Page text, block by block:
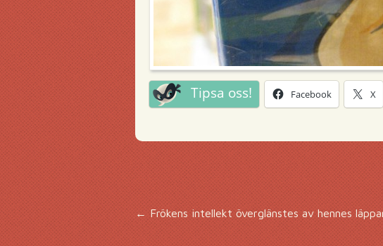
Tipsa oss! Facebook X
Inläggsnavigering
←Frökens intellekt överglänstes av hennes